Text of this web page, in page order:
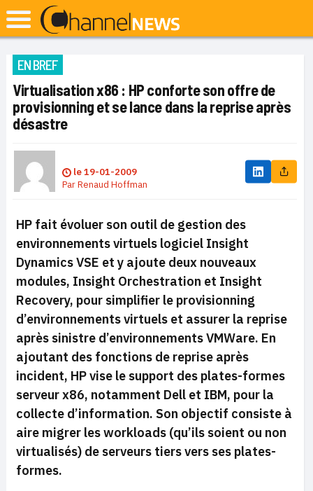
EN BREF
Virtualisation x86 : HP conforte son offre de
provisionning et se lance dans la reprise après
désastre
le19-01-2009
ParRenaud Hoffman
HP fait évoluer son outil de gestion des
environnements virtuels logiciel Insight
Dynamics VSE et y ajoute deux nouveaux
modules, Insight Orchestration et Insight
Recovery, pour simplifier le provisionning
d’environnements virtuels et assurer la reprise
après sinistre d’environnements VMWare. En
ajoutant des fonctions de reprise après
incident, HP vise le support des plates-formes
serveur x86, notamment Dell et IBM, pour la
collecte d’information. Son objectif consiste à
aire migrer lesworkloads (qu’ils soient ou non
virtualisés) de serveurs tiers vers ses plates-
formes.